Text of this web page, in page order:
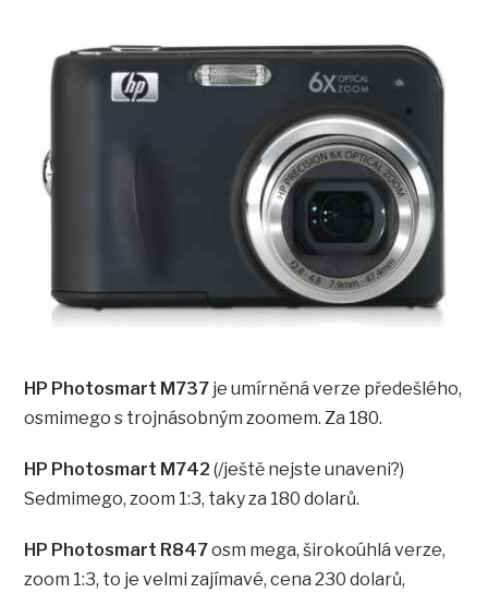
HP Photosmart M737 je umírněná verze předešlého,
osmimego s trojnásobným zoomem. Za 180.
HP Photosmart M742(/ještě nejste unaveni?)
Sedmimego, zoom 1:3, taky za 180 dolarů.
HP Photosmart R847osm mega, širokoúhlá verze,
zoom 1:3, to je velmi zajímavé, cena 230 dolarů,